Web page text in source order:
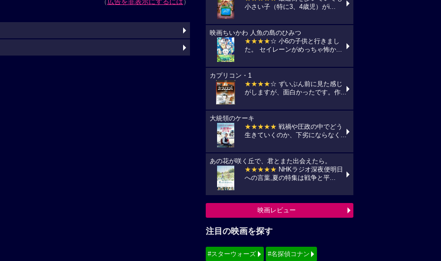
小さい子（特に3、4歳児）がi...
映画ちいかわ 人魚の島のひみつ
★★★★☆ 小6の子供と行きまし
た。 セイレーンがめっちゃ怖か...
カプリコン・1
★★★★☆ ずいぶん前に見た感じ
がしますが、面白かったです。作...
大統領のケーキ
★★★★★ 戦禍や圧政の中でどう
生きていくのか、下劣にならなく...
あの花が咲く丘で、君とまた出会えたら。
★★★★★ NHKラジオ深夜便明日
への言葉,夏の特集は戦争と平...
映画レビュー
注目の映画を探す
#スターウォーズ #名探偵コナン